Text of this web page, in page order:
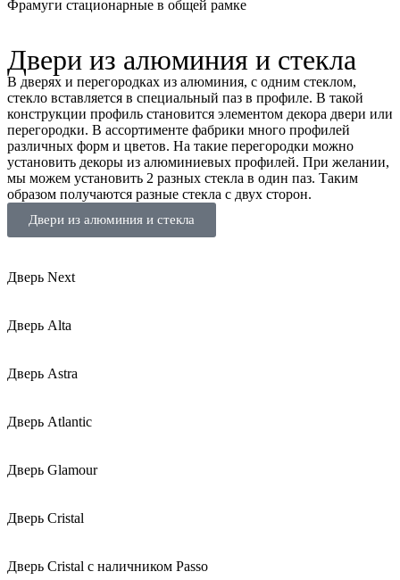
Фрамуги стационарные в общей рамке
Двери из алюминия и стекла
В дверях и перегородках из алюминия, с одним стеклом,
стекло вставляется в специальный паз в профиле. В такой
конструкции профиль становится элементом декора двери или
перегородки. В ассортименте фабрики много профилей
различных форм и цветов. На такие перегородки можно
установить декоры из алюминиевых профилей. При желании,
мы можем установить 2 разных стекла в один паз. Таким
образом получаются разные стекла с двух сторон.
Двери из алюминия и стекла
Дверь Next
Дверь Alta
Дверь Astra
Дверь Atlantic
Дверь Glamour
Дверь Cristal
Дверь Cristal с наличником Passo